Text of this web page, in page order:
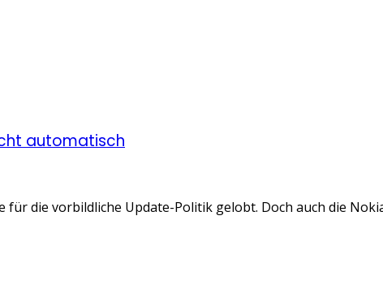
automatisch
die vorbildliche Update-Politik gelobt. Doch auch die